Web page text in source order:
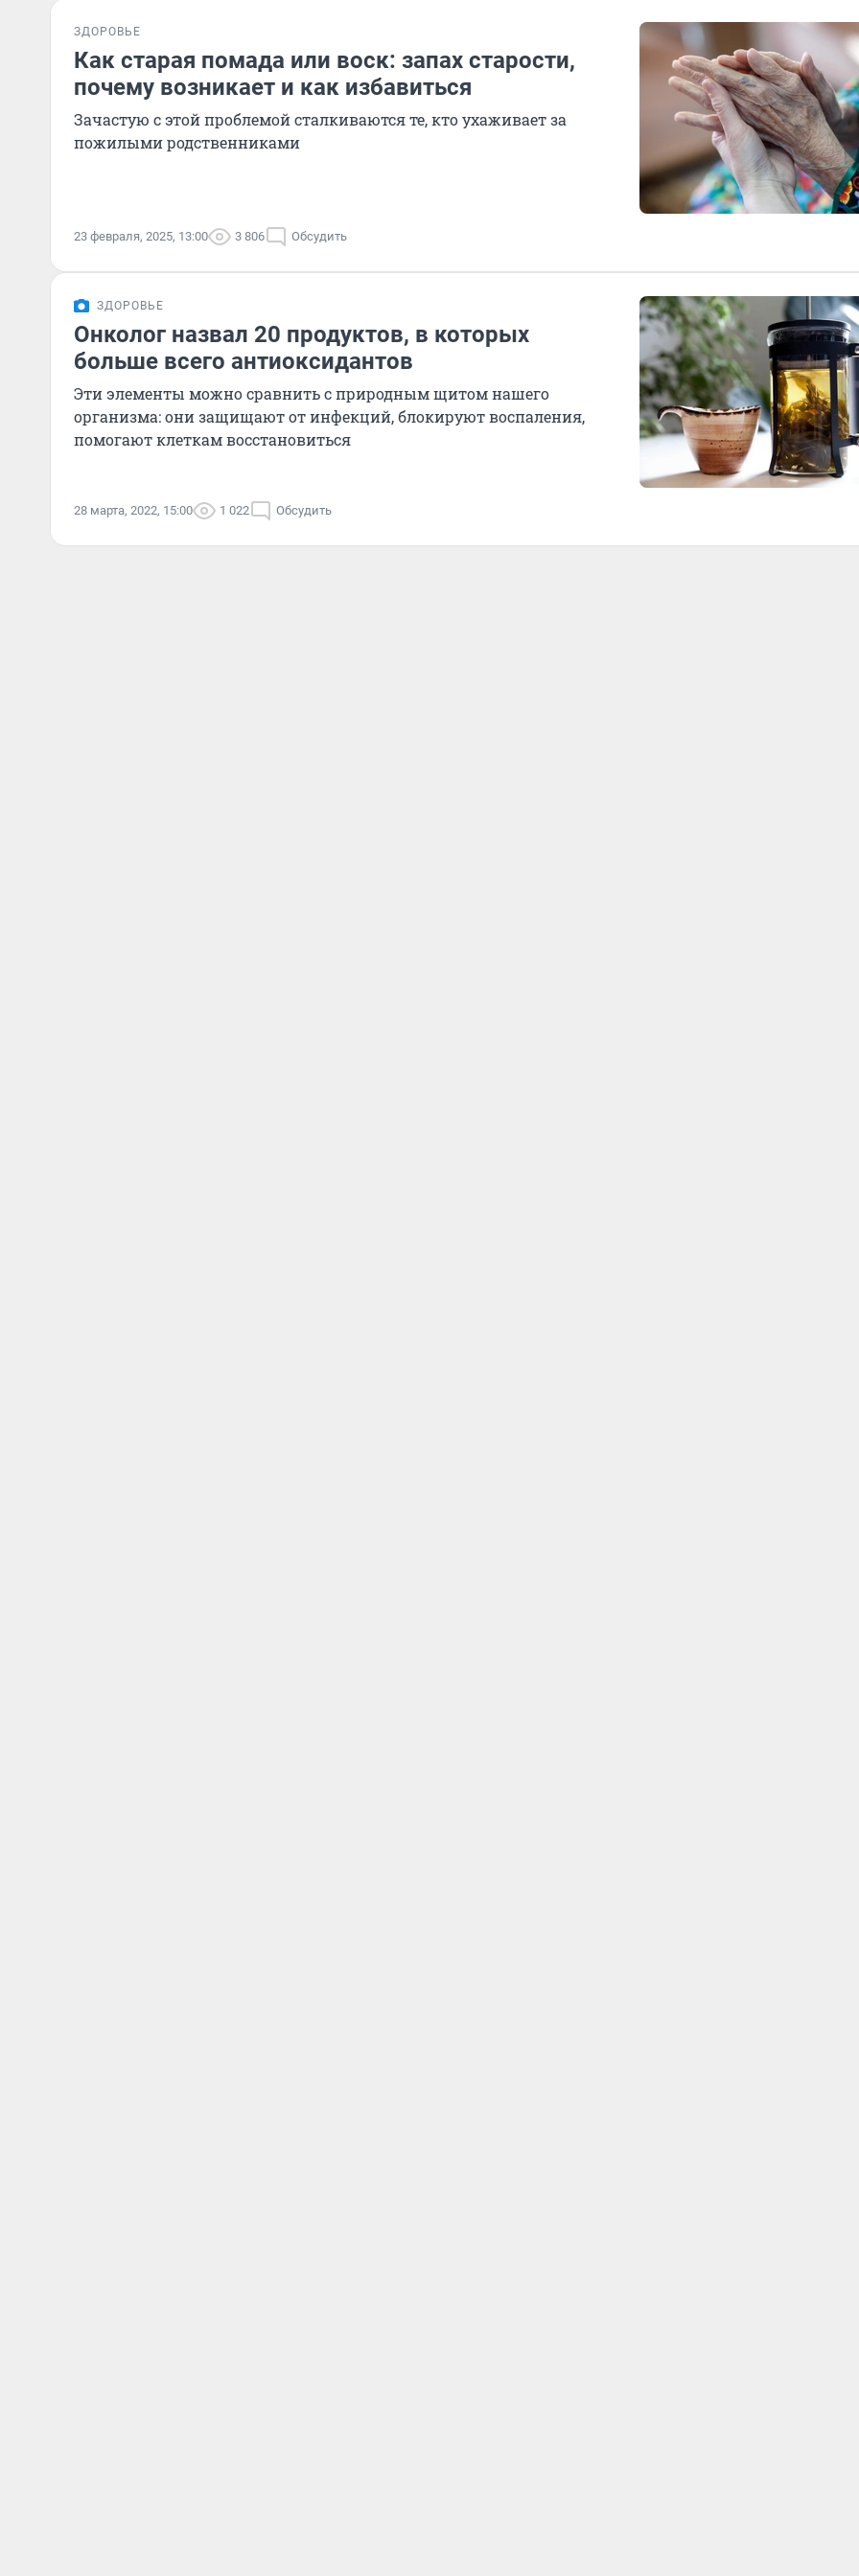
ЗДОРОВЬЕ
Как старая помада или воск: запах старости,
почему возникает и как избавиться
Зачастую с этой проблемой сталкиваются те, кто ухаживает за
пожилыми родственниками
23 февраля, 2025, 13:00 3 806 Обсудить
ЗДОРОВЬЕ
Онколог назвал 20 продуктов, в которых
больше всего антиоксидантов
Эти элементы можно сравнить с природным щитом нашего
организма: они защищают от инфекций, блокируют воспаления,
помогают клеткам восстановиться
28 марта, 2022, 15:00 1 022 Обсудить